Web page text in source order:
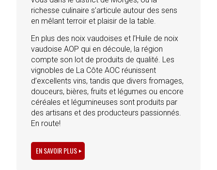
richesse culinaire s’articule autour des sens
en mêlant terroir et plaisir de la table.
En plus des noix vaudoises et l’Huile de noix
vaudoise AOP qui en découle, la région
compte son lot de produits de qualité. Les
vignobles de La Côte AOC réunissent
d’excellents vins, tandis que divers fromages,
douceurs, bières, fruits et légumes ou encore
céréales et légumineuses sont produits par
des artisans et des producteurs passionnés.
En route!
EN SAVOIR PLUS